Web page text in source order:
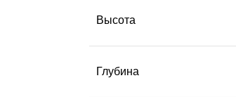
Высота
Глубина